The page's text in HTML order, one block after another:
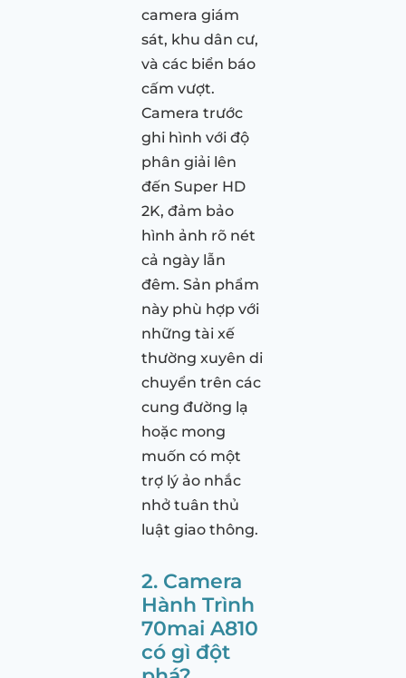
camera giám
sát, khu dân cư,
và các biển báo
cấm vượt.
Camera trước
ghi hình với độ
phân giải lên
đến Super HD
2K, đảm bảo
hình ảnh rõ nét
cả ngày lẫn
đêm. Sản phẩm
này phù hợp với
những tài xế
thường xuyên di
chuyển trên các
cung đường lạ
hoặc mong
muốn có một
trợ lý ảo nhắc
nhở tuân thủ
luật giao thông.
2. Camera
Hành Trình
70mai A810
có gì đột